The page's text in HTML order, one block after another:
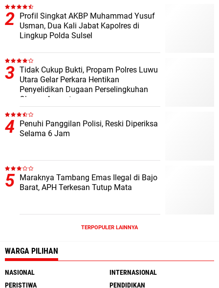
Profil Singkat AKBP Muhammad Yusuf
Usman, Dua Kali Jabat Kapolres di
Lingkup Polda Sulsel
Tidak Cukup Bukti, Propam Polres Luwu
Utara Gelar Perkara Hentikan
Penyelidikan Dugaan Perselingkuhan
Oknum Anggota
Penuhi Panggilan Polisi, Reski Diperiksa
Selama 6 Jam
Maraknya Tambang Emas Ilegal di Bajo
Barat, APH Terkesan Tutup Mata
TERPOPULER LAINNYA
WARGA PILIHAN
NASIONAL
INTERNASIONAL
PERISTIWA
PENDIDIKAN